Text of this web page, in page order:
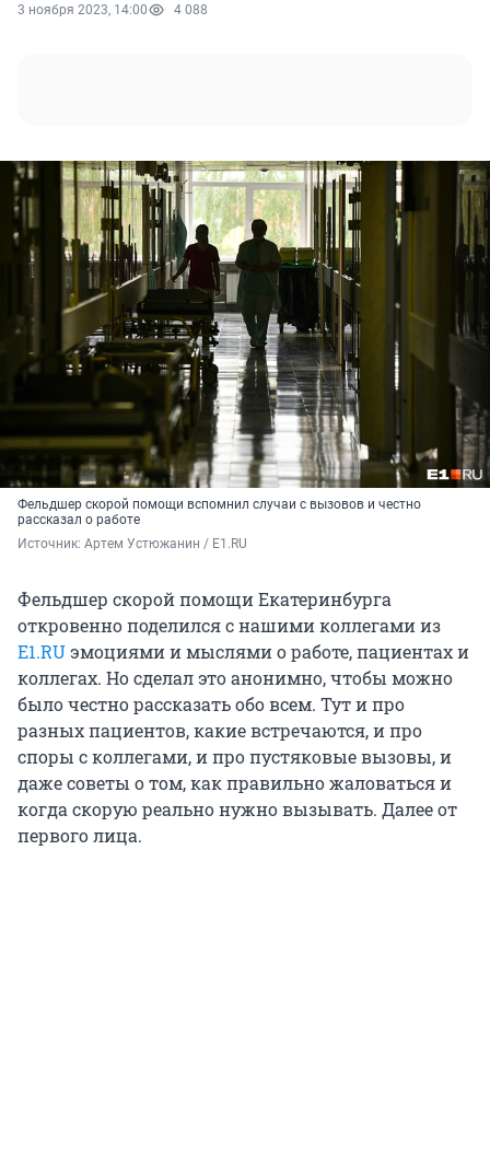
3 ноября 2023, 14:00 4 088
Фельдшер скорой помощи вспомнил случаи с вызовов и честно
рассказал о работе
Источник: Артем Устюжанин / E1.RU
Фельдшер скорой помощи Екатеринбурга
откровенно поделился с нашими коллегами из
E1.RUэмоциями и мыслями о работе, пациентах и
коллегах. Но сделал это анонимно, чтобы можно
было честно рассказать обо всем. Тут и про
разных пациентов, какие встречаются, и про
споры с коллегами, и про пустяковые вызовы, и
даже советы о том, как правильно жаловаться и
когда скорую реально нужно вызывать. Далее от
первого лица.